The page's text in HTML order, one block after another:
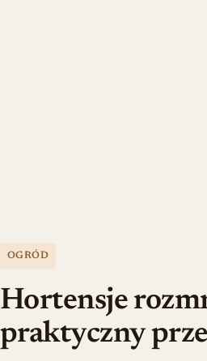
OGRÓD
Hortensje
praktyczny